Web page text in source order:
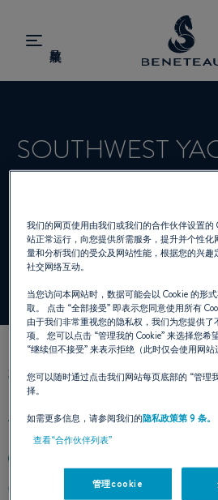
SOUTHWEST
经销商 帆船, 锋仕 为
我们的联络方式
1035 Riverside Dr
我们的网页使用由我们或我们的合作伙伴设置的
站正常运行，向您提供所需服务，提升并个性
量和分析我们的受众及网站性能，根据您的兴
社交网络互动。
当您访问本网站时，数据可能会以 Cookie 的形
取。 点击 “全部接受”即表示您同意使用所有
由于我们非常重视您的隐私权，我们为您提供了
项。 您可以点击 “管理我的 Cookie”来选择您希
“继续但不接受”来表示拒绝（此时仅会使用网站
您可以随时通过点击我们网站每页底部的 “管理
择。
如需更多信息，请参阅我们的隐私政策第 9 条。
查看“合作伙伴列表”
管理cookie